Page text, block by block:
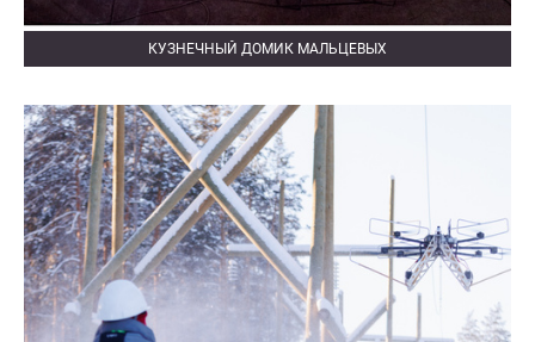
КУЗНЕЧНЫЙ ДОМИК МАЛЬЦЕВЫХ